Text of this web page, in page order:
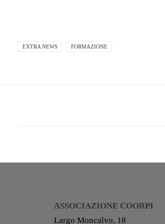
EXTRA NEWS FORMAZIONE
ASSOCIAZIONE COORPI
Largo Moncalvo, 18